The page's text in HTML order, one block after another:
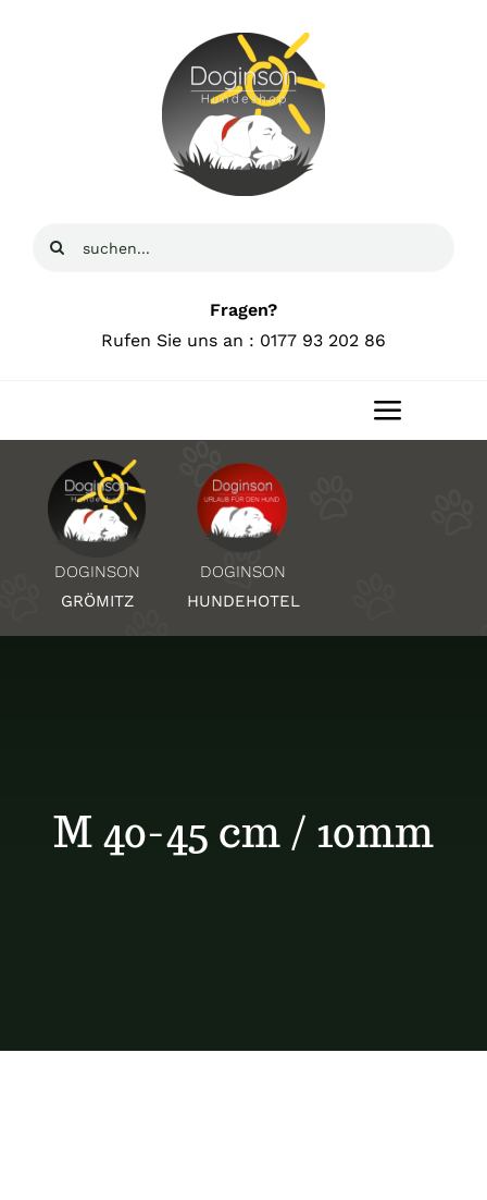
Suche
Fragen?
Rufen Sie uns an : 0177 93 202 86
Toggle
Home
Über Uns
DOGINSON
GRÖMITZ
DOGINSON
HUNDEHOTEL
M 40-45 cm / 10mm